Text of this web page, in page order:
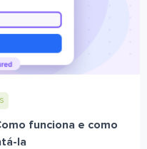
funciona e como
la